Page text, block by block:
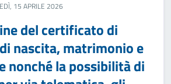
15 APRILE 2026
del certificato di
nascita, matrimonio e
nonché la possibilità di